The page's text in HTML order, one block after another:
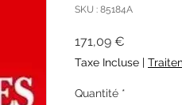
SKU : 85184A
171,09 €
Taxe Incluse |
Quantité *